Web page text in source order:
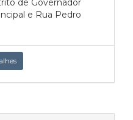
de Governador
e Rua Pedro